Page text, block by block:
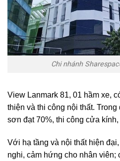
Chi nhánh
View Lanmark 81, 01 hầm xe,
thiện và thi công nội thất.
sơn đạt 70%, thi công cửa
Với hạ tầng và nội thất hiện
nghi, cảm hứng cho nhân viên;